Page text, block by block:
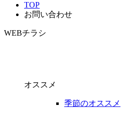
TOP
お問い合わせ
WEBチラシ
オススメ
季節のオススメ